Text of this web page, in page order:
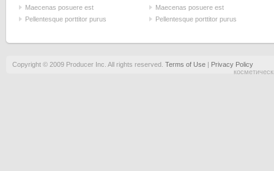
Maecenas posuere est
Pellentesque porttitor purus
Maecenas posuere est
Pellentesque porttitor purus
Copyright © 2009 Producer Inc. All rights reserved. Terms of Use| Privacy Policy